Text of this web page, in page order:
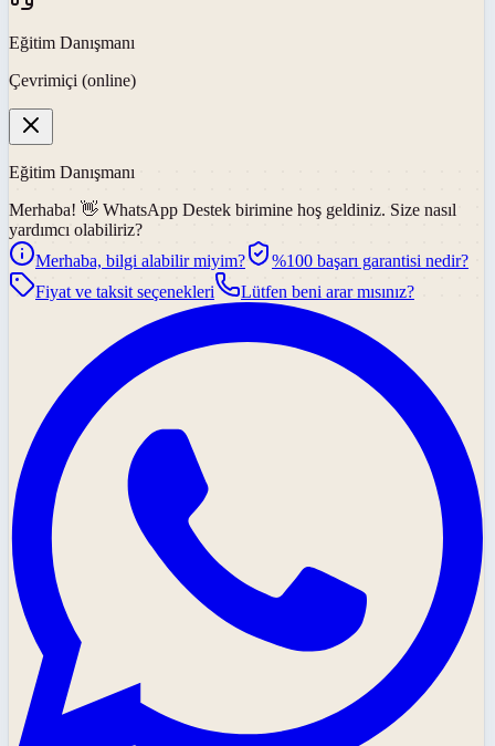
Eğitim Danışmanı
Çevrimiçi (online)
Eğitim Danışmanı
Merhaba! 👋 WhatsApp Destek birimine hoş geldiniz. Size nasıl
yardımcı olabiliriz?
Merhaba, bilgi alabilir miyim?
%100 başarı garantisi nedir?
Fiyat ve taksit seçenekleri
Lütfen beni arar mısınız?